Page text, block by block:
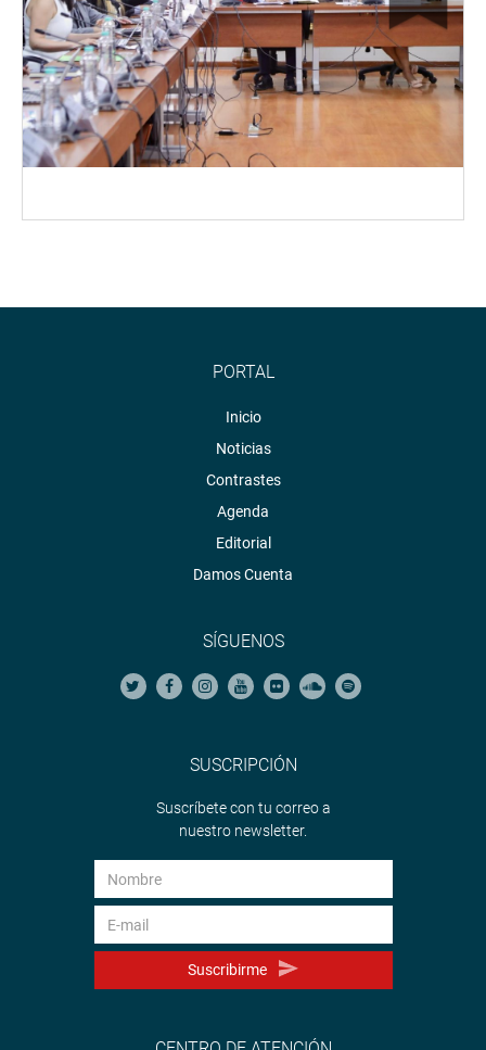
PORTAL
Inicio
Noticias
Contrastes
Agenda
Editorial
Damos Cuenta
SÍGUENOS
SUSCRIPCIÓN
Suscríbete con tu correo a
nuestro newsletter.
Suscribirme